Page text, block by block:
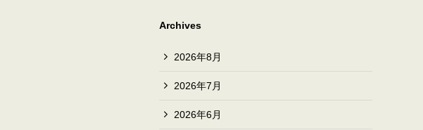
Archives
2026年8月
2026年7月
2026年6月